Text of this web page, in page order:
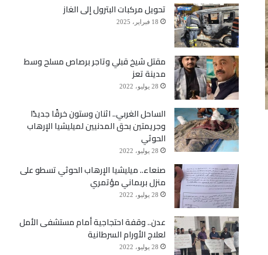
تحويل مركبات البترول إلى الغاز
18 فبراير، 2025
مقتل شيخ قبلي وتاجر برصاص مسلح وسط
مدينة تعز
28 يوليو، 2022
الساحل الغربي.. اثنان وستون خرقًا جديدًا
وجريمتين بحق المدنيين لميليشيا الإرهاب
الحوثي
28 يوليو، 2022
صنعاء.. ميليشيا الإرهاب الحوثي تسطو على
منزل بربماني مؤتمري
28 يوليو، 2022
عدن.. وقفة احتجاجية أمام مستشفى الأمل
لعلاج الأورام السرطانية
28 يوليو، 2022